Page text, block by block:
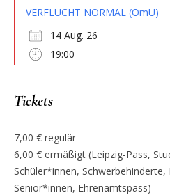
VERFLUCHT NORMAL (OmU)
14 Aug. 26
19:00
Tickets
7,00 € regulär
6,00 € ermäßigt (Leipzig-Pass,
Schüler*innen,
Senior*innen, Ehrenamtspass)